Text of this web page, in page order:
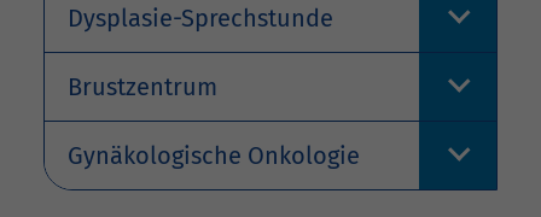
Dysplasie-Sprechstunde
Brustzentrum
Gynäkologische Onkologie